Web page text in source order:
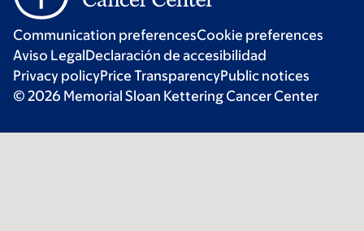
Communication preferencesCookie preferences
Aviso LegalDeclaración de accesibilidad
Privacy policyPrice TransparencyPublic notices
© 2026 Memorial Sloan Kettering Cancer Center